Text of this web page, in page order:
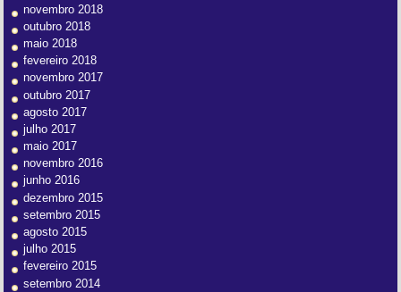
novembro 2018
outubro 2018
maio 2018
fevereiro 2018
novembro 2017
outubro 2017
agosto 2017
julho 2017
maio 2017
novembro 2016
junho 2016
dezembro 2015
setembro 2015
agosto 2015
julho 2015
fevereiro 2015
setembro 2014